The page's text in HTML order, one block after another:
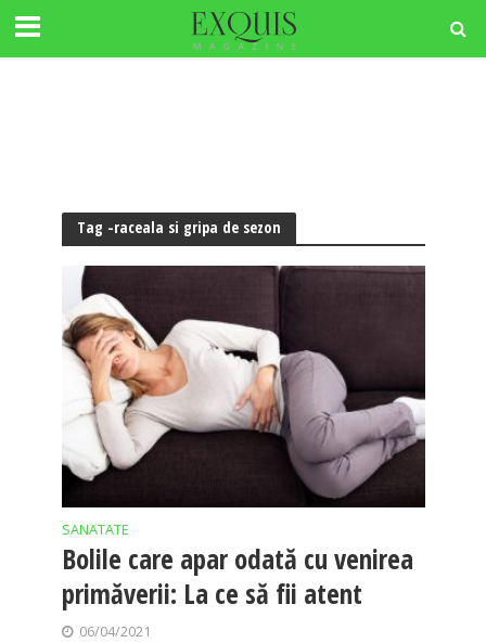
Tag -raceala si gripa de sezon
SANATATE
Bolile care apar odată cu venirea
primăverii: La ce să fii atent
06/04/2021